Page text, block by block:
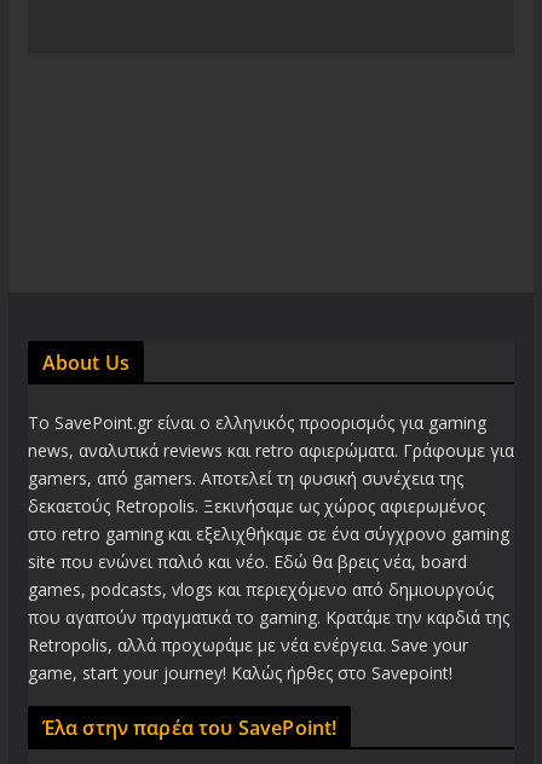
About Us
Το SavePoint.gr είναι ο ελληνικός προορισμός για gaming
news, αναλυτικά reviews και retro αφιερώματα. Γράφουμε για
gamers, από gamers. Αποτελεί τη φυσική συνέχεια της
δεκαετούς Retropolis. Ξεκινήσαμε ως χώρος αφιερωμένος
στο retro gaming και εξελιχθήκαμε σε ένα σύγχρονο gaming
site που ενώνει παλιό και νέο. Εδώ θα βρεις νέα, board
games, podcasts, vlogs και περιεχόμενο από δημιουργούς
που αγαπούν πραγματικά το gaming. Κρατάμε την καρδιά της
Retropolis, αλλά προχωράμε με νέα ενέργεια. Save your
game, start your journey! Καλώς ήρθες στο Savepoint!
Έλα στην παρέα του SavePoint!